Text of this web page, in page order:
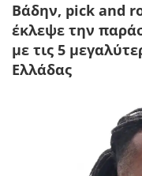
Βάδην, pick and
έκλεψε την
με τις 5
Ελλάδας